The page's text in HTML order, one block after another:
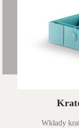
Wkłady